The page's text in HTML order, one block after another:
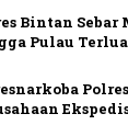
i
p
o
s
Bintan Sebar
Pulau